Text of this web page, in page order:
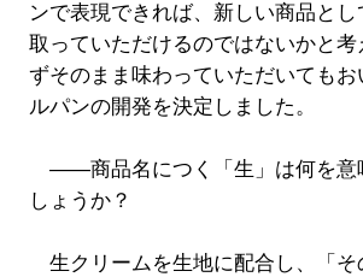
ンで表現できれば、新しい商品と
取っていただけるのではないかと
ずそのまま味わっていただいても
ルパンの開発を決定しました。
――商品名につく「生」は何を意
しょうか？
生クリームを生地に配合し、「そ